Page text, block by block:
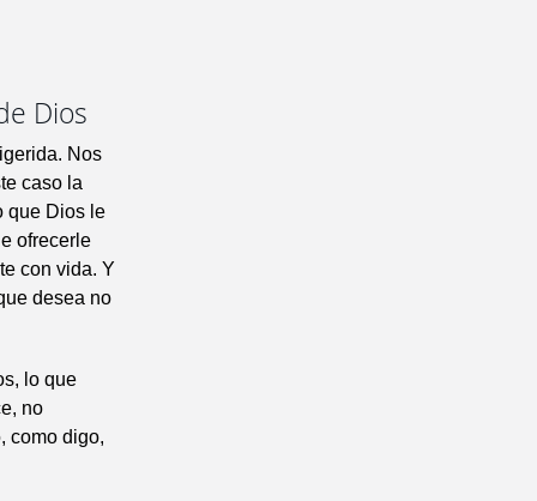
Dios
Nos
caso la
que Dios le
ofrecerle
con vida. Y
desea no
lo que
no
como digo,